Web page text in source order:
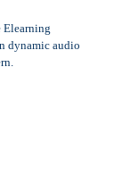
Elearning
dynamic audio